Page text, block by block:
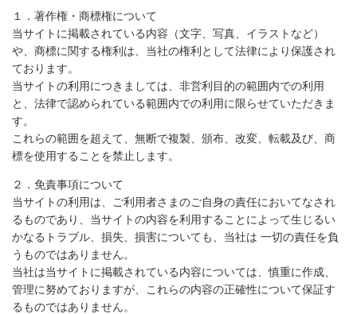
１．著作権・商標権について
当サイトに掲載されている内容（文字、写真、イラストなど）
や、商標に関する権利は、当社の権利として法律により保護され
ております。
当サイトの利用につきましては、非営利目的の範囲内での利用
と、法律で認められている範囲内での利用に限らせていただきま
す。
これらの範囲を超えて、無断で複製、頒布、改変、転載及び、商
標を使用することを禁止します。
２．免責事項について
当サイトの利用は、ご利用者さまのご自身の責任においてなされ
るものであり、当サイトの内容を利用することによって生じるい
かなるトラブル、損失、損害についても、当社は 一切の責任を負
うものではありません。
当社は当サイトに掲載されている内容については、慎重に作成、
管理に努めておりますが、これらの内容の正確性について保証す
るものではありません。